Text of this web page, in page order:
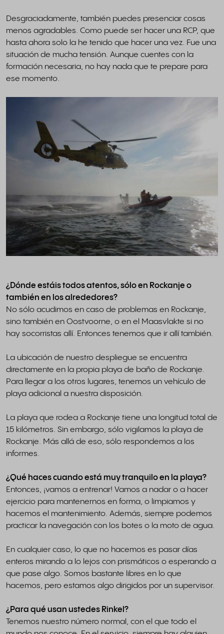
Desgraciadamente, también puedes presenciar cosas
menos agradables. Como puede ser hacer una RCP, que
hasta ahora solo la he tenido que hacer una vez. Fue una
situación de mucha tensión. Aunque cuentes con la
formación necesaria, no hay nada que te prepare para
ese momento.
¿Dónde estáis todos atentos, sólo en Rockanje o
también en los alrededores?
No sólo acudimos en caso de problemas en Rockanje,
sino también en Oostvoorne, o en el Maasvlakte si no
hay socorristas allí. Entonces tenemos que ir allí también.
La ubicación de nuestro despliegue se encuentra
directamente en la propia playa de baño de Rockanje.
Para llegar a los otros lugares, tenemos un vehículo de
playa adicional a nuestra disposición.
La playa que rodea a Rockanje tiene una longitud total de
15 kilómetros. Sin embargo, sólo vigilamos la playa de
Rockanje. Más allá de eso, sólo respondemos a los
informes.
¿Qué haces cuando está muy tranquilo en la playa?
Entonces, ¡vamos a entrenar! Vamos a nadar o a hacer
ejercicio para mantenernos en forma, o limpiamos y
hacemos el mantenimiento. Además, siempre podemos
practicar la navegación con los botes o la moto de agua.
En cualquier caso, lo que no hacemos es pasar días
enteros mirando a lo lejos con prismáticos o esperando a
que pase algo. Somos bastante libres en lo que
hacemos, pero estamos algo dirigidos por un supervisor.
¿Para qué usan ustedes Rinkel?
Tenemos nuestro número normal, con el que todo el